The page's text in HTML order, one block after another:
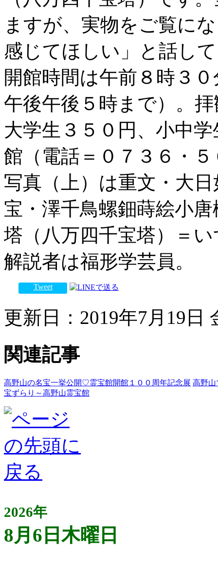
ますが、実物をご覧に
感じてほしい」と話し
開館時間は午前８時３
午後午後５時まで）。
大学生３５０円、小中
館（電話＝０７３６・
写真（上）は重文・大
宝・澤千鳥螺鈿蒔絵小
塔（八万四千宝塔）＝
解説者は福形学芸員。
Tweet
更新日：2019年7月19日
関連記事
高野山の名宝一挙公開♡霊宝館開館１００周年記念展 高野
宝ずらり～高野山霊宝館
2026年
8月6日木曜日